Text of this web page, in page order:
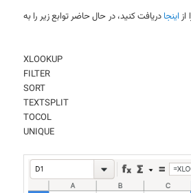
اینجا دریافت کنید، در حال حاضر توابع زیر را به
XLOOKUP
FILTER
SORT
TEXTSPLIT
TOCOL
UNIQUE